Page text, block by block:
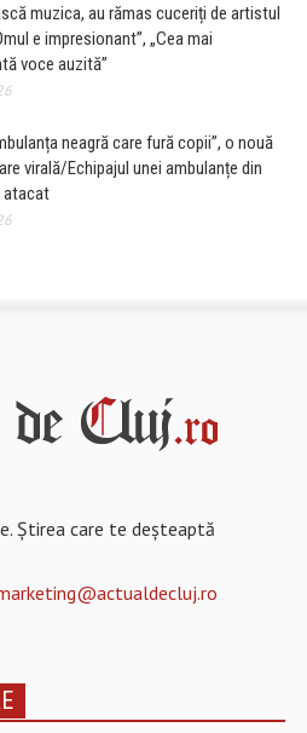
muzica, au rămas cuceriți de artistul
e impresionant”, „Cea mai
voce auzită”
neagră care fură copii”, o nouă
virală/Echipajul unei ambulanțe din
atacat
Știrea care te deșteaptă